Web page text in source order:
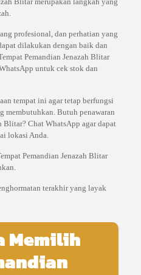
profesional, dan perhatian yang
dilakukan dengan baik dan
Pemandian Jenazah Blitar
untuk cek stok dan
tempat ini agar tetap berfungsi
membutuhkan. Butuh penawaran
Blitar? Chat WhatsApp agar dapat
lokasi Anda.
Pemandian Jenazah Blitar
terakhir yang layak
Memilih